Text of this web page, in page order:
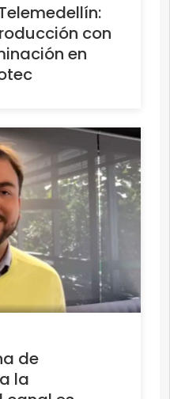
con
en
de
la